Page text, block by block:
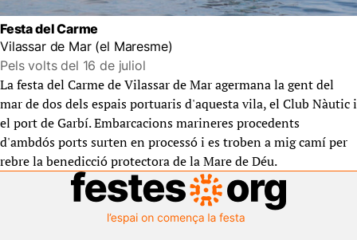
Festa del Carme
Vilassar de Mar (el Maresme)
Pels volts del 16 de juliol
La festa del Carme de Vilassar de Mar agermana la gent del
mar de dos dels espais portuaris d'aquesta vila, el Club Nàutic i
el port de Garbí. Embarcacions marineres procedents
d'ambdós ports surten en processó i es troben a mig camí per
rebre la benedicció protectora de la Mare de Déu.